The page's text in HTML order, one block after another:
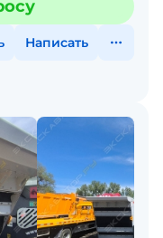
Написать